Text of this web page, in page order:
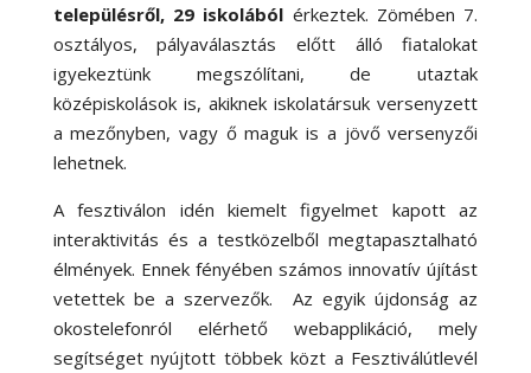
településről, 29 iskolából érkeztek. Zömében 7.
osztályos, pályaválasztás előtt álló fiatalokat
igyekeztünk megszólítani, de utaztak
középiskolások is, akiknek iskolatársuk versenyzett
a mezőnyben, vagy ő maguk is a jövő versenyzői
lehetnek.
A fesztiválon idén kiemelt figyelmet kapott az
interaktivitás és a testközelből megtapasztalható
élmények. Ennek fényében számos innovatív újítást
vetettek be a szervezők. Az egyik újdonság az
okostelefonról elérhető webapplikáció, mely
segítséget nyújtott többek közt a Fesztiválútlevél